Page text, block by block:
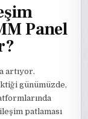
Panel
artıyor.
günümüzde,
patlaması